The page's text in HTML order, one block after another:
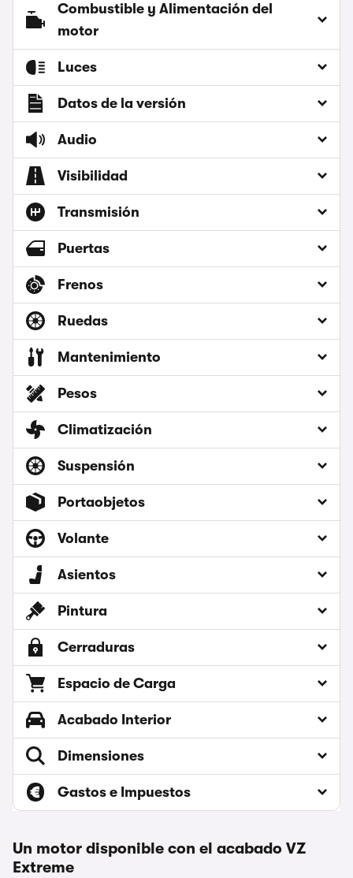
Combustible y Alimentación del
motor
Luces
Datos de la versión
Audio
Visibilidad
Transmisión
Puertas
Frenos
Ruedas
Mantenimiento
Pesos
Climatización
Suspensión
Portaobjetos
Volante
Asientos
Pintura
Cerraduras
Espacio de Carga
Acabado Interior
Dimensiones
Gastos e Impuestos
Un motor disponible con el acabado VZ
Extreme